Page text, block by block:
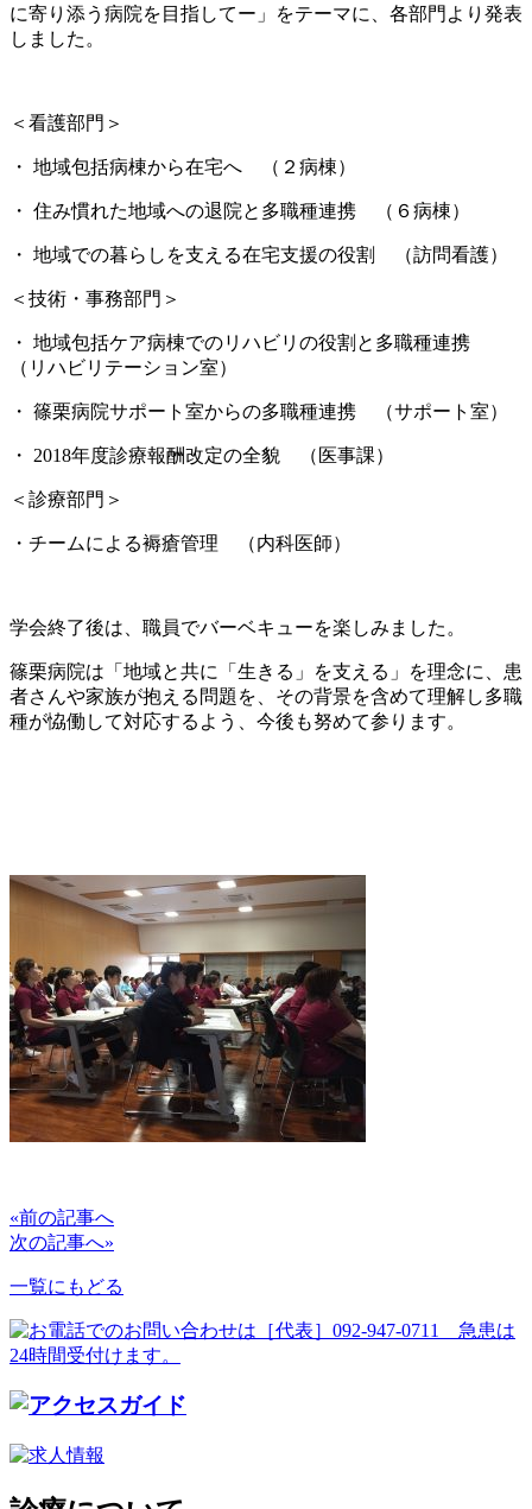
に寄り添う病院を目指してー」をテーマに、各部門より発表
しました。
＜看護部門＞
・ 地域包括病棟から在宅へ （２病棟）
・ 住み慣れた地域への退院と多職種連携 （６病棟）
・ 地域での暮らしを支える在宅支援の役割 （訪問看護）
＜技術・事務部門＞
・ 地域包括ケア病棟でのリハビリの役割と多職種連携
（リハビリテーション室）
・ 篠栗病院サポート室からの多職種連携 （サポート室）
・ 2018年度診療報酬改定の全貌 （医事課）
＜診療部門＞
・チームによる褥瘡管理 （内科医師）
学会終了後は、職員でバーベキューを楽しみました。
篠栗病院は「地域と共に「生きる」を支える」を理念に、患
者さんや家族が抱える問題を、その背景を含めて理解し多職
種が恊働して対応するよう、今後も努めて参ります。
«前の記事へ
次の記事へ»
一覧にもどる